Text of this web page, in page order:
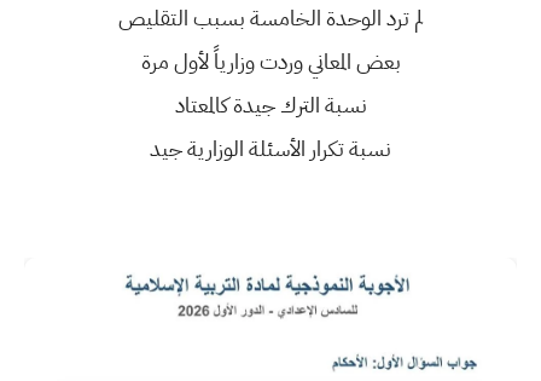
​لم ترد الوحدة الخامسة بسبب التقليص
​بعض المعاني وردت وزارياً لأول مرة
​نسبة الترك جيدة كالمعتاد
​نسبة تكرار الأسئلة الوزارية جيد